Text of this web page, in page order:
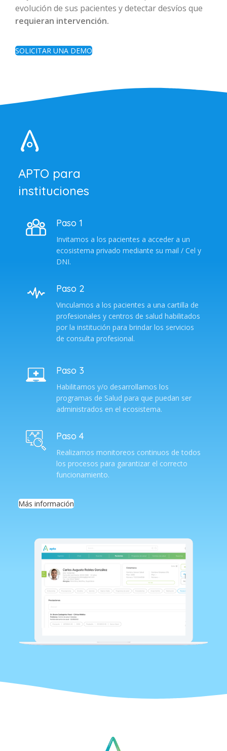
evolución de sus pacientes y detectar desvíos que
requieran intervención.
SOLICITAR UNA DEMO
APTO para
instituciones
Paso 1
Invitamos a los pacientes a acceder a un
ecosistema privado mediante su mail / Cel y
DNI.
Paso 2
Vinculamos a los pacientes a una cartilla de
profesionales y centros de salud habilitados
por la institución para brindar los servicios
de consulta profesional.
Paso 3
Habilitamos y/o desarrollamos los
programas de Salud para que puedan ser
administrados en el ecosistema.
Paso 4
Realizamos monitoreos continuos de todos
los procesos para garantizar el correcto
funcionamiento.
Más información